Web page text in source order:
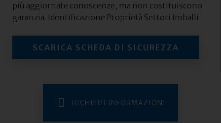
più aggiornate conoscenze, ma non costituiscono
garanzia. Identificazione Proprietà Settori Imballi.
SCARICA SCHEDA DI SICUREZZA
RICHIEDI INFORMAZIONI